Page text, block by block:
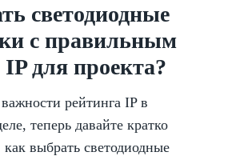
светодиодные
с правильным
для проекта?
рейтинга IP в
теперь давайте кратко
выбрать светодиодные